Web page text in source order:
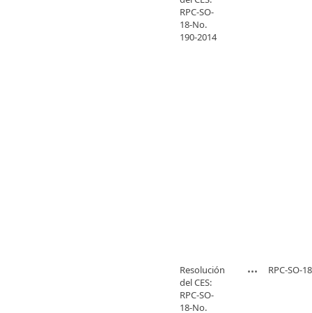
RPC-SO-
18-No.
190-2014
Resolución
del CES:
RPC-SO-
18-No.
RPC-SO-